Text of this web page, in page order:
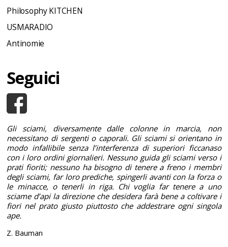
Philosophy KITCHEN
USMARADIO
Antinomie
Seguici
Gli sciami, diversamente dalle colonne in marcia, non
necessitano di sergenti o caporali. Gli sciami si orientano in
modo infallibile senza l’interferenza di superiori ficcanaso
con i loro ordini giornalieri. Nessuno guida gli sciami verso i
prati fioriti; nessuno ha bisogno di tenere a freno i membri
degli sciami, far loro prediche, spingerli avanti con la forza o
le minacce, o tenerli in riga. Chi voglia far tenere a uno
sciame d’api la direzione che desidera farà bene a coltivare i
fiori nel prato giusto piuttosto che addestrare ogni singola
ape.
Z. Bauman